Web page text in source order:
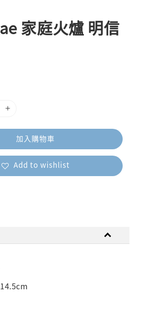
家庭火爐 明信
加入購物車
Add to wishlist